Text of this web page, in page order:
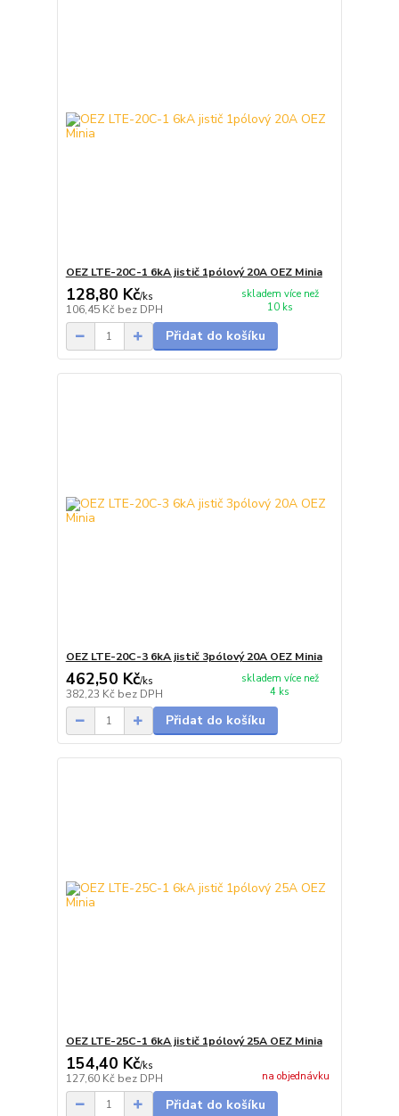
OEZ LTE-20C-1 6kA jistič 1pólový 20A OEZ Minia
128,80 Kč/ks
106,45 Kč bez DPH
skladem více než
10 ks
Přidat do košíku
OEZ LTE-20C-3 6kA jistič 3pólový 20A OEZ Minia
462,50 Kč/ks
382,23 Kč bez DPH
skladem více než
4 ks
Přidat do košíku
OEZ LTE-25C-1 6kA jistič 1pólový 25A OEZ Minia
154,40 Kč/ks
127,60 Kč bez DPH na objednávku
Přidat do košíku